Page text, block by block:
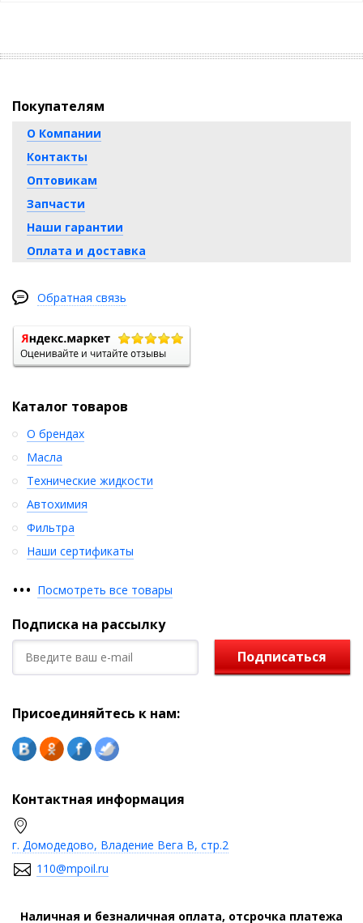
Покупателям
О Компании
Контакты
Оптовикам
Запчасти
Наши гарантии
Оплата и доставка
Обратная связь
Каталог товаров
О брендах
Масла
Технические жидкости
Автохимия
Фильтра
Наши сертификаты
••• Посмотреть все товары
Подписка на рассылку
Подписаться
Присоединяйтесь к нам:
Контактная информация
г. Домодедово, Владение Вега В, стр.2
110@mpoil.ru
Наличная и безналичная оплата, отсрочка платежа